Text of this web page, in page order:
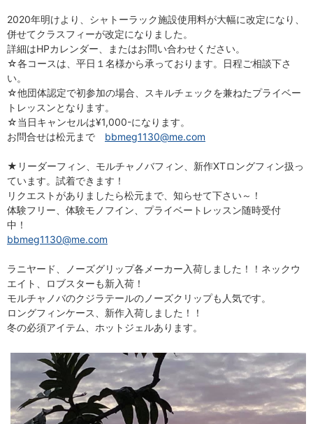
2020年明けより、シャトーラック施設使用料が大幅に改定になり、
併せてクラスフィーが改定になりました。
詳細はHPカレンダー、またはお問い合わせください。
☆各コースは、平日１名様から承っております。日程ご相談下さ
い。
☆他団体認定で初参加の場合、スキルチェックを兼ねたプライベー
トレッスンとなります。
☆当日キャンセルは¥1,000-になります。
お問合せは松元まで bbmeg1130@me.com
★リーダーフィン、モルチャノバフィン、新作XTロングフィン扱っ
ています。試着できます！
リクエストがありましたら松元まで、知らせて下さい～！
体験フリー、体験モノフイン、プライベートレッスン随時受付
中！
bbmeg1130@me.com
ラニヤード、ノーズグリップ各メーカー入荷しました！！ネックウ
エイト、ロブスターも新入荷！
モルチャノバのクジラテールのノーズクリップも人気です。
ロングフィンケース、新作入荷しました！！
冬の必須アイテム、ホットジェルあります。